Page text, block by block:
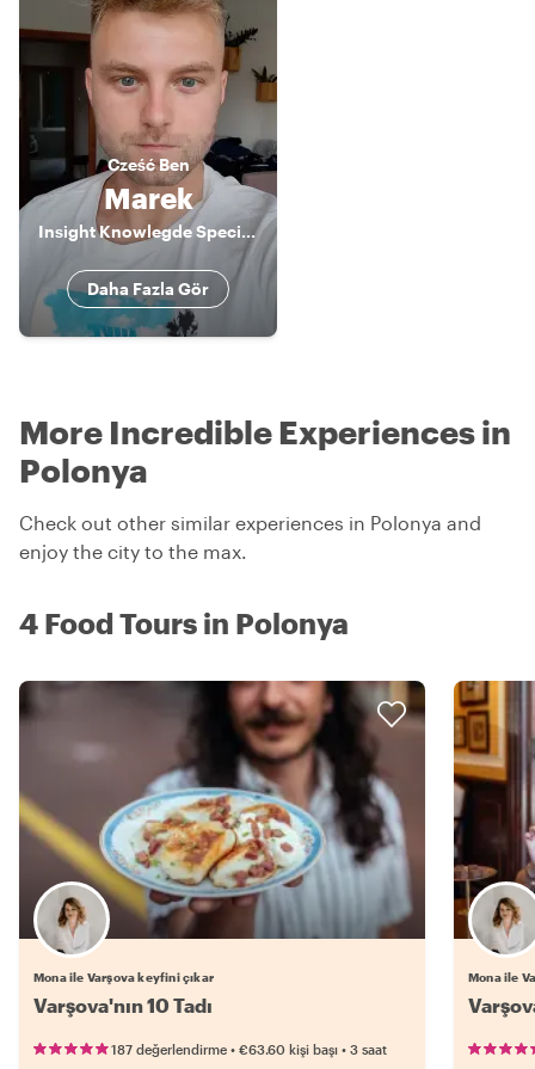
CześćBen
Marek
Insight Knowlegde Specialist
Daha Fazla Gör
More Incredible Experiences in
Polonya
Check out other similar experiences in Polonya and
enjoy the city to the max.
4 Food Tours in Polonya
Mona ile Varşova keyfini çıkar
Varşova'nın 10 Tadı
187 değerlendirme • €63.60 kişi başı • 3 saat
Mona ile